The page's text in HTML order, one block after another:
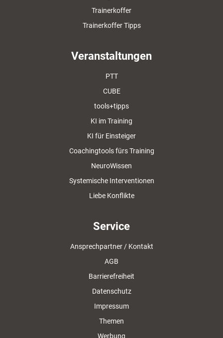
Trainerkoffer
Trainerkoffer Tipps
Veranstaltungen
PTT
CUBE
tools+tipps
KI im Training
KI für Einsteiger
Coachingtools fürs Training
NeuroWissen
Systemische Interventionen
Liebe Konflikte
Service
Ansprechpartner / Kontakt
AGB
Barrierefreiheit
Datenschutz
Impressum
Themen
Werbung